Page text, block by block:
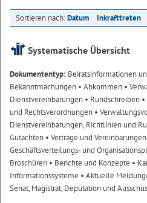
Sortieren nach:Datum Inkrafttreten
Systematische Übersicht
Dokumententyp: Beiratsinformationen
Bekanntmachungen • Abkommen •
Dienstvereinbarungen • Rundschreiben
und Rechtsverordnungen •
Dienstvereinbarungen, Richtlinien und
Gutachten • Verträge und Vereinbarungen
Geschäftsverteilungs- und
Broschüren • Berichte und Konzepte •
Informationssysteme • Aktuelle
Senat, Magistrat, Deputation und